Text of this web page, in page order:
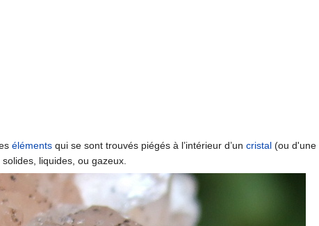
éléments qui se sont trouvés piégés à l’intérieur d’un cristal (ou d'une
liquides, ou gazeux.